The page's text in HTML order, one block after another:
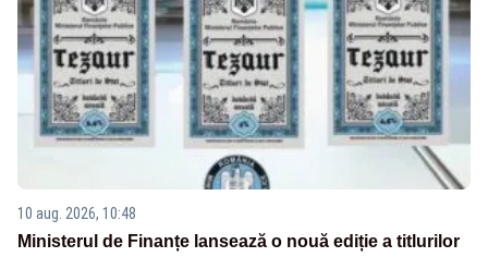
10 aug. 2026, 10:48
Ministerul de Finanțe lansează o nouă ediție a titlurilor